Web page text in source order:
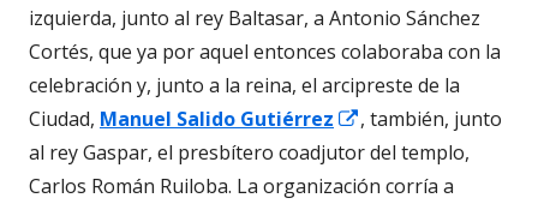
en
una
ventana
nueva
izquierda, junto al rey Baltasar, a Antonio Sánchez
Cortés, que ya por aquel entonces colaboraba con la
celebración y, junto a la reina, el arcipreste de la
Ciudad, Manuel Salido Gutiérrez
Abrir
en
una
, también, junto
al rey Gaspar, el presbítero coadjutor del templo,
Carlos Román Ruiloba. La organización corría a